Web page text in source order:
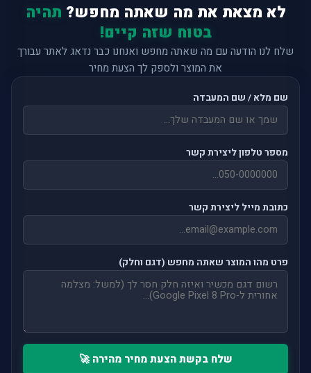
לא מצאת את מה שאתה מחפש? תהיה
בטוח שזה קיים!
שלח לנו הודעה עם מה שאתה מחפש ואנחנו כבר נדאג לאתר עבורך
את המוצר ולספק לך הצעת מחיר
שם מלא / שם המעבדה
מספר טלפון ליצירת קשר
כתובת מייל ליצירת קשר
פרט מהו המוצר שאתה מחפש (דגם וחלק)
שלח בקשת הצעת מחיר מהירה 🚀